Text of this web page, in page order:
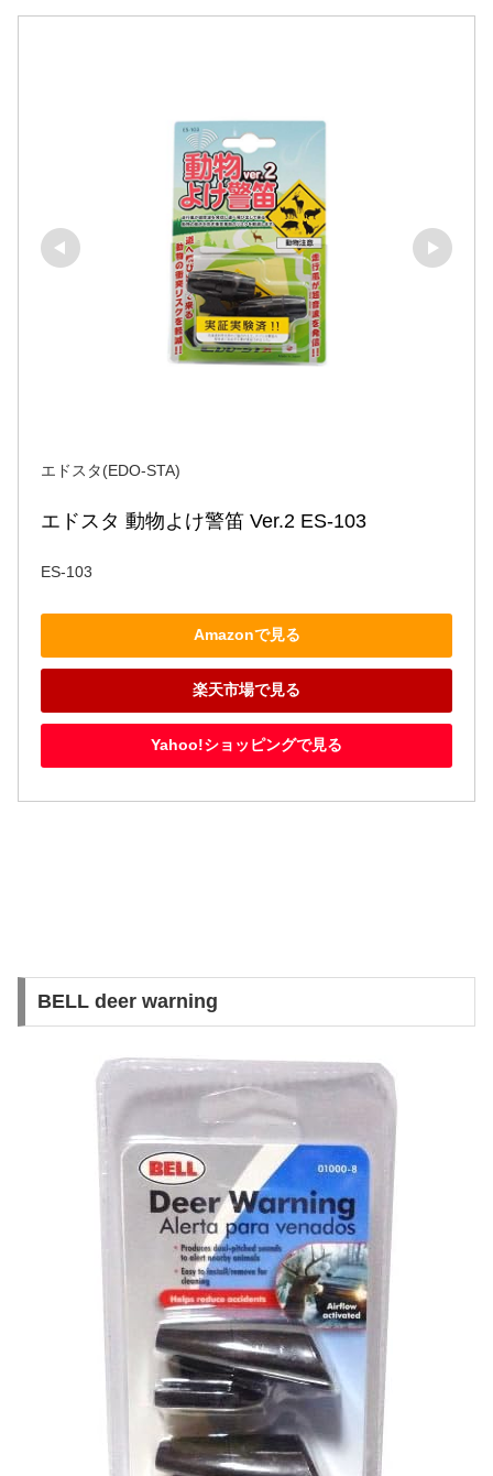
エドスタ(EDO-STA)
エドスタ 動物よけ警笛 Ver.2 ES-103
ES-103
Amazonで見る
楽天市場で見る
Yahoo!ショッピングで見る
BELL deer warning